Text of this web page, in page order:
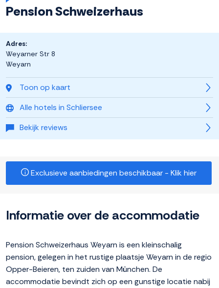
Pension Schweizerhaus
Toon op kaart
Alle hotels in Schliersee
Bekijk reviews
Adres:
Weyarner Str 8
Weyarn
Exclusieve aanbiedingen beschikbaar - Klik hier
Informatie over de accommodatie
Pension Schweizerhaus Weyarn is een kleinschalig
pension, gelegen in het rustige plaatsje Weyarn in de regio
Opper-Beieren, ten zuiden van München. De
accommodatie bevindt zich op een gunstige locatie nabij